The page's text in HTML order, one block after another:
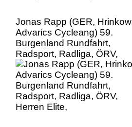
Jonas Rapp (GER, Hrinkow
Advarics Cycleang) 59.
Burgenland Rundfahrt,
Radsport, Radliga, ÖRV,
Herren Elite,